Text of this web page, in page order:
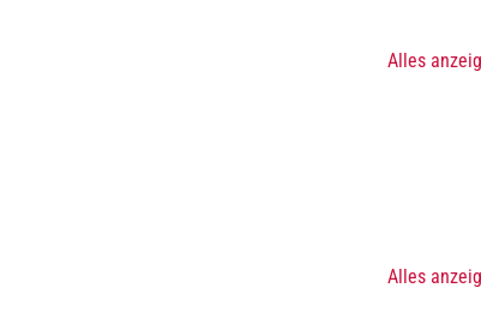
Alles
Alles